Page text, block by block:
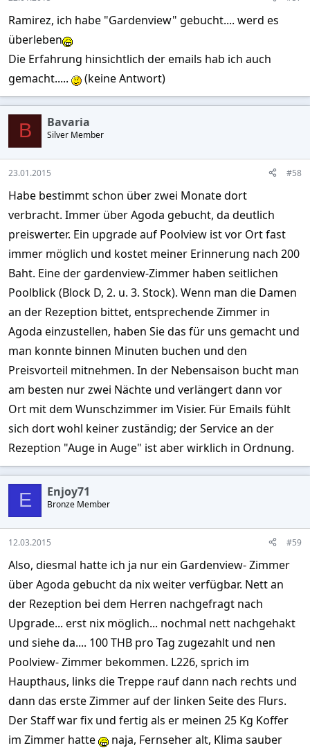
Ramirez, ich habe "Gardenview" gebucht.... werd es
überleben
Die Erfahrung hinsichtlich der emails hab ich auch
gemacht.....
(keine Antwort)
B Bavaria
Silver Member
23.01.2015 #58
Habe bestimmt schon über zwei Monate dort
verbracht. Immer über Agoda gebucht, da deutlich
preiswerter. Ein upgrade auf Poolview ist vor Ort fast
immer möglich und kostet meiner Erinnerung nach 200
Baht. Eine der gardenview-Zimmer haben seitlichen
Poolblick (Block D, 2. u. 3. Stock). Wenn man die Damen
an der Rezeption bittet, entsprechende Zimmer in
Agoda einzustellen, haben Sie das für uns gemacht und
man konnte binnen Minuten buchen und den
Preisvorteil mitnehmen. In der Nebensaison bucht man
am besten nur zwei Nächte und verlängert dann vor
Ort mit dem Wunschzimmer im Visier. Für Emails fühlt
sich dort wohl keiner zuständig; der Service an der
Rezeption "Auge in Auge" ist aber wirklich in Ordnung.
E Enjoy71
Bronze Member
12.03.2015 #59
Also, diesmal hatte ich ja nur ein Gardenview- Zimmer
über Agoda gebucht da nix weiter verfügbar. Nett an
der Rezeption bei dem Herren nachgefragt nach
Upgrade... erst nix möglich... nochmal nett nachgehakt
und siehe da.... 100 THB pro Tag zugezahlt und nen
Poolview- Zimmer bekommen. L226, sprich im
Haupthaus, links die Treppe rauf dann nach rechts und
dann das erste Zimmer auf der linken Seite des Flurs.
Der Staff war fix und fertig als er meinen 25 Kg Koffer
im Zimmer hatte
naja, Fernseher alt, Klima sauber